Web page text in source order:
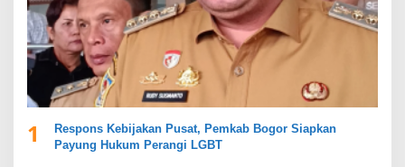
1
Respons Kebijakan Pusat, Pemkab Bogor Siapkan
Payung Hukum Perangi LGBT